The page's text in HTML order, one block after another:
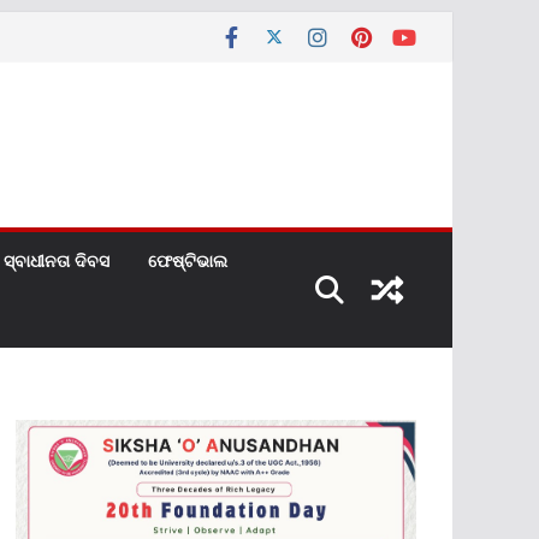
ସ୍ବାଧୀନତା ଦିବସ ଫେଷ୍ଟିଭାଲ